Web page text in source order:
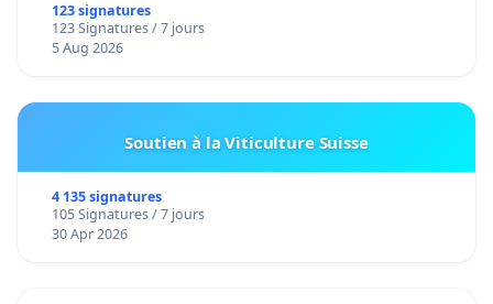
123 signatures
123 Signatures / 7 jours
5 Aug 2026
Soutien à la Viticulture Suisse
4 135 signatures
105 Signatures / 7 jours
30 Apr 2026